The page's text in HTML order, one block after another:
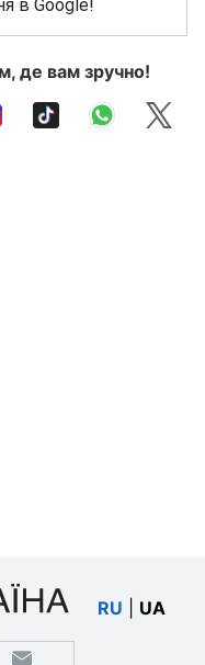
в Google!
де вам зручно!
RU UA